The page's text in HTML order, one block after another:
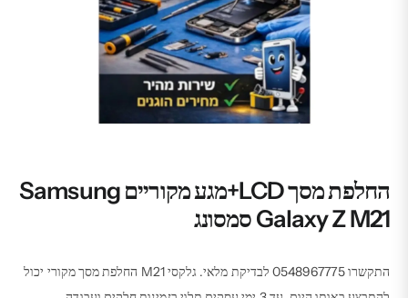
החלפת מסך LCD+מגע מקוריים Samsung
Galaxy Z M21 סמסונג
התקשרו 0548967775 לבדיקת מלאי. גלקסי M21 החלפת מסך מקורי יכול